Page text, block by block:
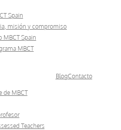
Spain
misión y compromiso
MBCT Spain
MBCT
de MBCT
BlogContacto
Teachers